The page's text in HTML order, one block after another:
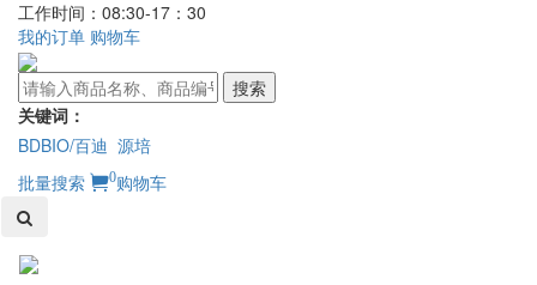
工作时间：08:30-17：30
我的订单 购物车
搜索
关键词：
BDBIO/百迪 源培
批量搜索
0购物车